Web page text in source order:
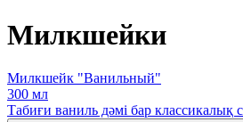
Милкшейки
Милкшейк "Ванильный"
300 мл
Табиғи ваниль дәмі бар классикалық